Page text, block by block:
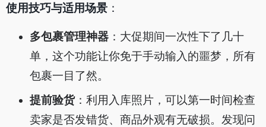
使用技巧与适用场景 ：
多包裹管理神器 ：大促期间一次性下了几十
单，这个功能让你免于手动输入的噩梦，所有
包裹一目了然。
提前验货：利用入库照片，可以第一时间检查
卖家是否发错货、商品外观有无破损。发现问